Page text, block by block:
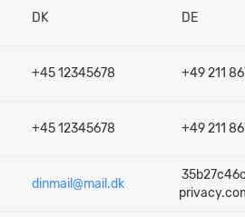
DK DE
+45 12345678 +49 211
+45 12345678 +49 211
dinmail@mail.dk